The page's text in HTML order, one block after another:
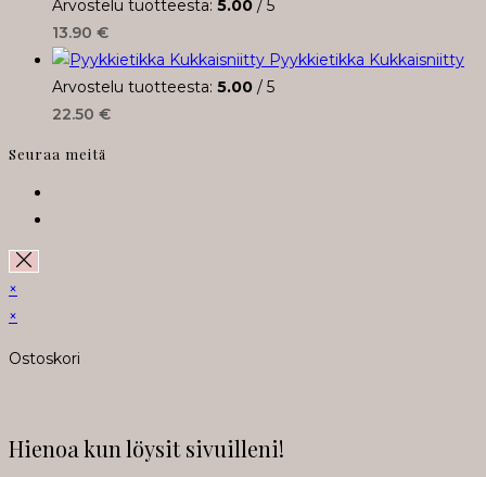
Arvostelu tuotteesta: 5.00 / 5
13.90 €
Pyykkietikka Kukkaisniitty
Arvostelu tuotteesta: 5.00 / 5
22.50 €
Seuraa meitä
×
×
Ostoskori
Hienoa kun löysit sivuilleni!